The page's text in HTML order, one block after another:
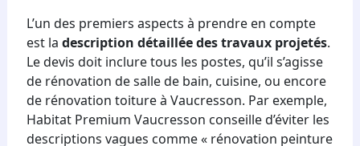
L’un des premiers aspects à prendre en compte
est la description détaillée des travaux projetés.
Le devis doit inclure tous les postes, qu’il s’agisse
de rénovation de salle de bain, cuisine, ou encore
de rénovation toiture à Vaucresson. Par exemple,
Habitat Premium Vaucresson conseille d’éviter les
descriptions vagues comme « rénovation peinture